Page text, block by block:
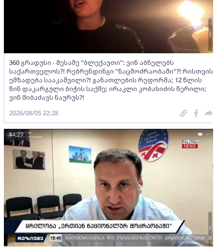
360 გრადუსი - მესამე "ბლექაუთი": ვინ აბნელებს
საქართველოს?! რებრენდინგი "ნაცმოძრაობაში"?! რისთვის
ემზადება სააკაშვილი?! განათლების რეფორმა; 12 წლის
წინ დაკარგული ბიჭის საქმე; ირაკლი კობახიძის წერილი;
ვინ მიბაძავს ნაურუს?!
2026/08/05 22:28
44:27